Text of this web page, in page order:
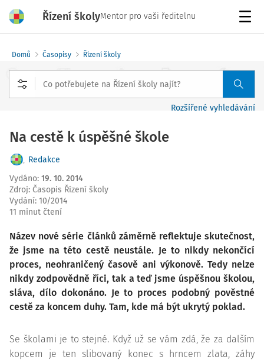
Řízení školyMentor pro vaši ředitelnu
Domů Časopisy Řízení školy
Rozšířené vyhledávání
Na cestě k úspěšné škole
Redakce
Vydáno: 19. 10. 2014
Zdroj: Časopis Řízení školy
Vydání: 10/2014
11 minut čtení
Název nové série článků záměrně reflektuje skutečnost,
že jsme na této cestě neustále. Je to nikdy nekončící
proces, neohraničený časově ani výkonově. Tedy nelze
nikdy zodpovědně říci, tak a teď jsme úspěšnou školou,
sláva, dílo dokonáno. Je to proces podobný pověstné
cestě za koncem duhy. Tam, kde má být ukrytý poklad.
Se školami je to stejné. Když už se vám zdá, že za dalším
kopcem je ten slibovaný konec s hrncem zlata, záhy